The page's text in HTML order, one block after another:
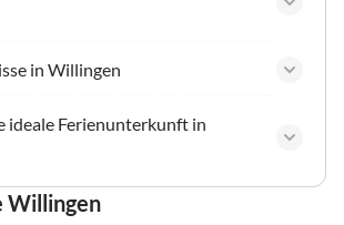
in Willingen
ideale Ferienunterkunft in
Willingen